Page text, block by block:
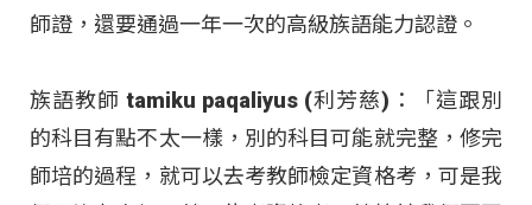
師證，還要通過一年一次的高級族語能力認證。
族語教師 tamiku paqaliyus (利芳慈)：「這跟別
的科目有點不太一樣，別的科目可能就完整，修完
師培的過程，就可以去考教師檢定資格考，可是我